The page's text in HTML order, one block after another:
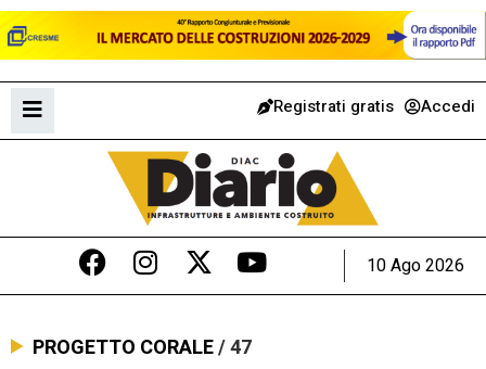
Registrati gratis Accedi
10 Ago 2026
PROGETTO CORALE/ 47